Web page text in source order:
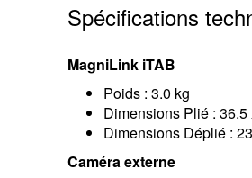
Spécifications
MagniLink iTAB
Poids : 3.0 kg
Dimensions Plié : 36.5
Dimensions Déplié :
Caméra externe